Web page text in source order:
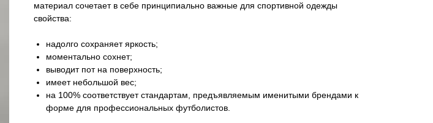
материал сочетает в себе принципиально важные для спортивной одежды
свойства:
надолго сохраняет яркость;
моментально сохнет;
выводит пот на поверхность;
имеет небольшой вес;
на 100% соответствует стандартам, предъявляемым именитыми брендами к
форме для профессиональных футболистов.